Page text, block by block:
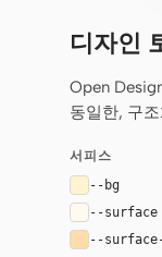
디자인
Open
동일한, 구
서피스
--bg
--surface
--surface-